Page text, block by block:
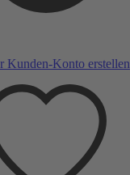
Kunden-Konto erstellen